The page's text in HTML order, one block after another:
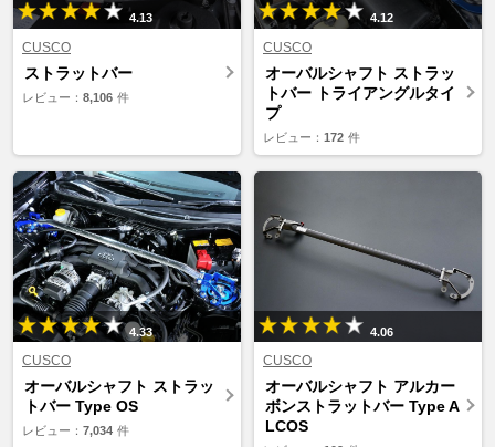
4.13
CUSCO
ストラットバー
レビュー： 8,106 件
4.12
CUSCO
オーバルシャフト ストラッ
トバー トライアングルタイ
プ
レビュー： 172 件
4.33
CUSCO
オーバルシャフト ストラッ
トバー Type OS
レビュー： 7,034 件
4.06
CUSCO
オーバルシャフト アルカー
ボンストラットバー Type A
LCOS